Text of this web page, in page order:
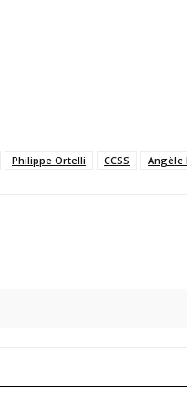
Philippe Ortelli CCSS Angèle